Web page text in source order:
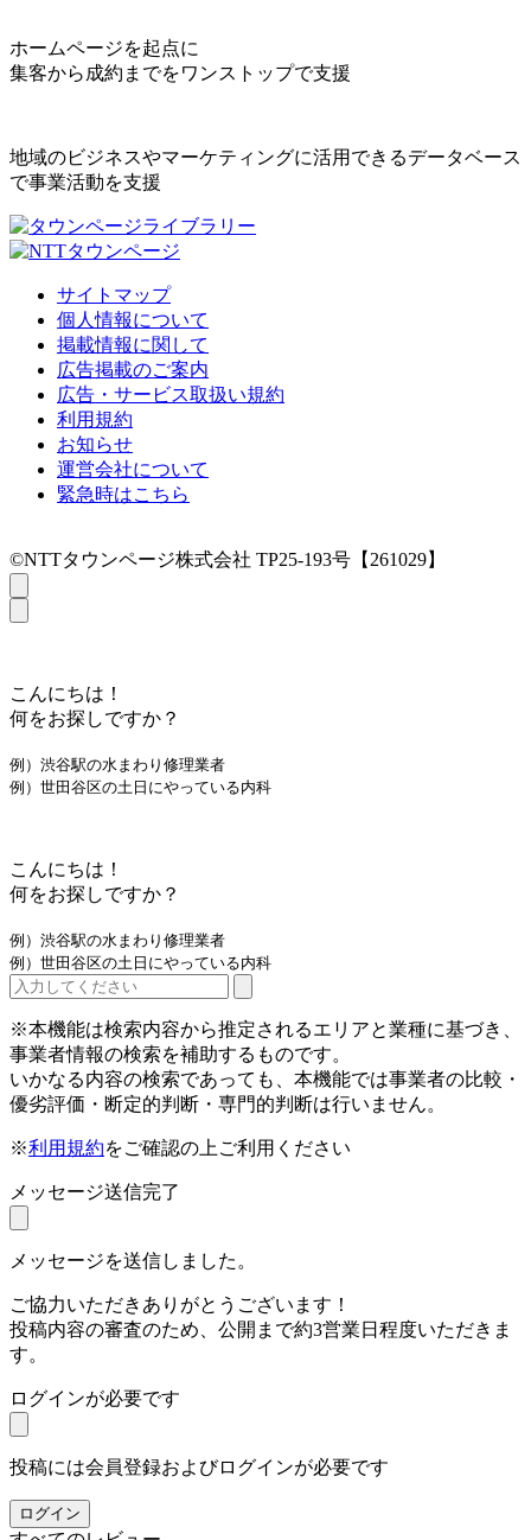
ホームページを起点に
集客から成約までをワンストップで支援
地域のビジネスやマーケティングに活用できるデータベース
で事業活動を支援
サイトマップ
個人情報について
掲載情報に関して
広告掲載のご案内
広告・サービス取扱い規約
利用規約
お知らせ
運営会社について
緊急時はこちら
©NTTタウンページ株式会社 TP25-193号【261029】
こんにちは！
何をお探しですか？
例）渋谷駅の水まわり修理業者
例）世田谷区の土日にやっている内科
こんにちは！
何をお探しですか？
例）渋谷駅の水まわり修理業者
例）世田谷区の土日にやっている内科
※本機能は検索内容から推定されるエリアと業種に基づき、
事業者情報の検索を補助するものです。
いかなる内容の検索であっても、本機能では事業者の比較・
優劣評価・断定的判断・専門的判断は行いません。
※利用規約をご確認の上ご利用ください
メッセージ送信完了
メッセージを送信しました。
ご協力いただきありがとうございます！
投稿内容の審査のため、公開まで約3営業日程度いただきま
す。
ログインが必要です
投稿には会員登録およびログインが必要です
ログイン